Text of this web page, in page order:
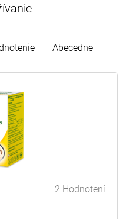
Abecedne
2 Hodnotení